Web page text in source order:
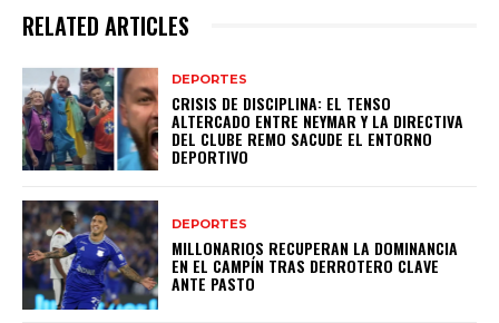
RELATED ARTICLES
DEPORTES
CRISIS DE DISCIPLINA: EL TENSO
ALTERCADO ENTRE NEYMAR Y LA DIRECTIVA
DEL CLUBE REMO SACUDE EL ENTORNO
DEPORTIVO
DEPORTES
MILLONARIOS RECUPERAN LA DOMINANCIA
EN EL CAMPÍN TRAS DERROTERO CLAVE
ANTE PASTO